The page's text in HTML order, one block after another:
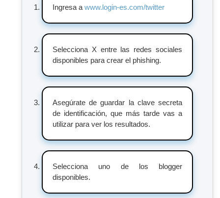
Ingresa awww.login-es.com/twitter
Selecciona X entre las redes sociales
disponibles para crear el phishing.
Asegúrate de guardar la clave secreta
de identificación, que más tarde vas a
utilizar para ver los resultados.
Selecciona uno de los blogger
disponibles.